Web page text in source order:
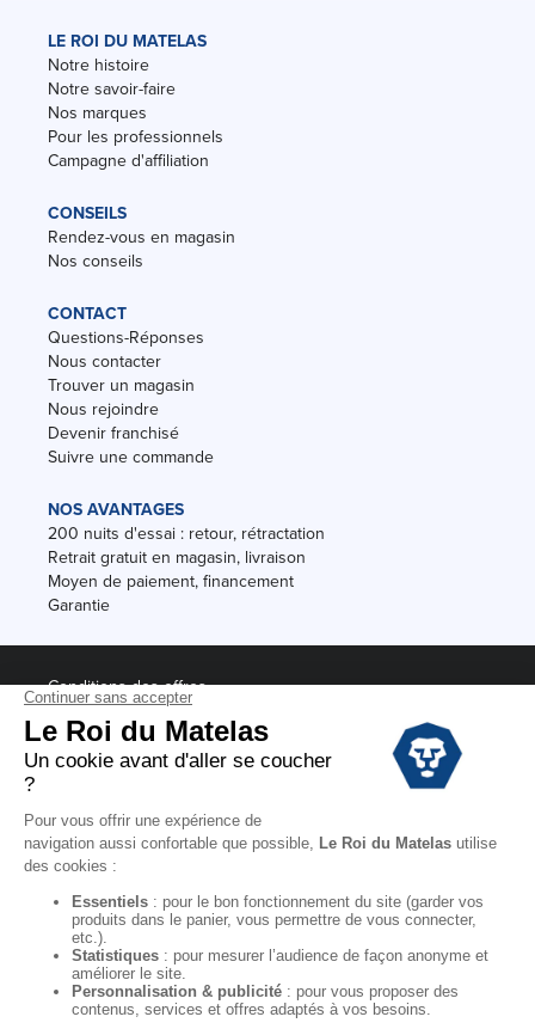
LE ROI DU MATELAS
Notre histoire
Notre savoir-faire
Nos marques
Pour les professionnels
Campagne d'affiliation
CONSEILS
Rendez-vous en magasin
Nos conseils
CONTACT
Questions-Réponses
Nous contacter
Trouver un magasin
Nous rejoindre
Devenir franchisé
Suivre une commande
NOS AVANTAGES
200 nuits d'essai : retour, rétractation
Retrait gratuit en magasin, livraison
Moyen de paiement, financement
Garantie
Conditions des offres
Black Friday
Destockage
Soldes
Conditions Générales de vente magasin
Conditions Générales de vente internet
Mentions Légales
Données personnelles
Codes promo Le Roi du Matelas